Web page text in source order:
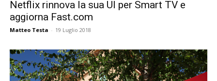
Netflix rinnova la sua UI per Smart TV e
aggiorna Fast.com
Matteo Testa - 19 Luglio 2018